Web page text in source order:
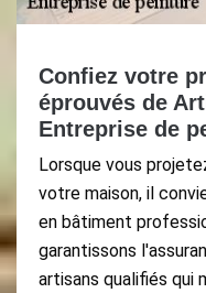
Confiez votre
éprouvés de
Entreprise de
Lorsque vous
votre maison, il
en bâtiment
garantissons
artisans qualifiés qui